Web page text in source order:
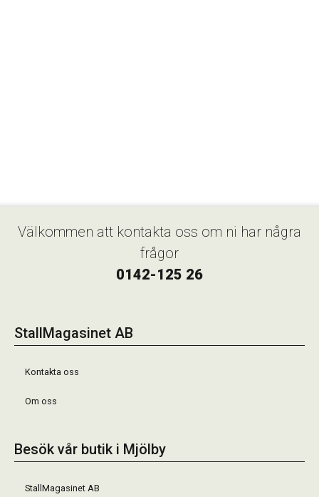
Välkommen att kontakta oss om ni har några
frågor
0142-125 26
StallMagasinet AB
Kontakta oss
Om oss
Besök vår butik i Mjölby
StallMagasinet AB